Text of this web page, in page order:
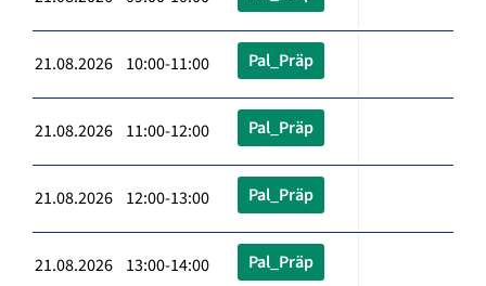
21.08.2026 10:00-11:00 Pal_Präp
21.08.2026 11:00-12:00 Pal_Präp
21.08.2026 12:00-13:00 Pal_Präp
21.08.2026 13:00-14:00 Pal_Präp